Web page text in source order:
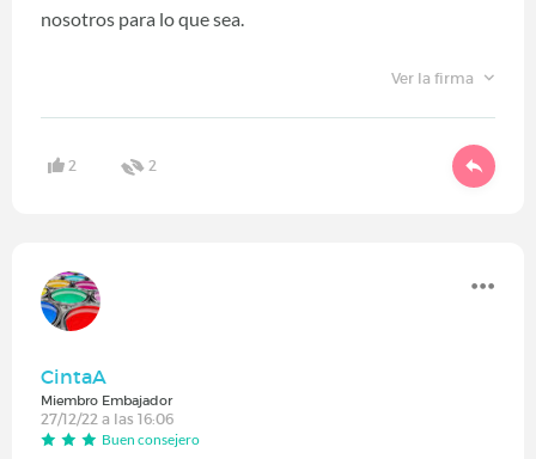
nosotros para lo que sea.
Ver la firma
2 2
CintaA
Miembro Embajador
27/12/22 a las 16:06
Buen consejero